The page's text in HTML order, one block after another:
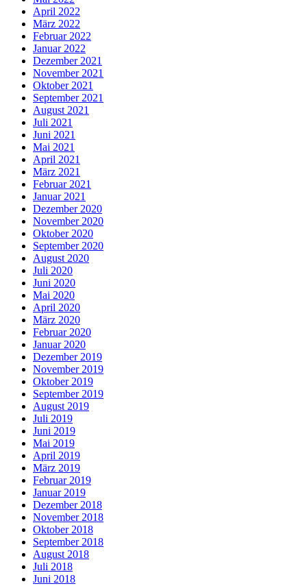
April 2022
März 2022
Februar 2022
Januar 2022
Dezember 2021
November 2021
Oktober 2021
September 2021
August 2021
Juli 2021
Juni 2021
Mai 2021
April 2021
März 2021
Februar 2021
Januar 2021
Dezember 2020
November 2020
Oktober 2020
September 2020
August 2020
Juli 2020
Juni 2020
Mai 2020
April 2020
März 2020
Februar 2020
Januar 2020
Dezember 2019
November 2019
Oktober 2019
September 2019
August 2019
Juli 2019
Juni 2019
Mai 2019
April 2019
März 2019
Februar 2019
Januar 2019
Dezember 2018
November 2018
Oktober 2018
September 2018
August 2018
Juli 2018
Juni 2018